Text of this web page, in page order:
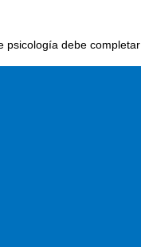
psicología debe